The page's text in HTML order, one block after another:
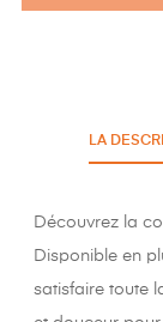
LA
Découvrez la
Disponible en
satisfaire toute